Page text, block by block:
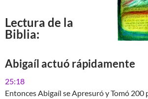
Lectura de la
Biblia:
Abigaíl actuó rápidamente
25:18
Entonces Abigaíl se Apresuró y Tomó 200